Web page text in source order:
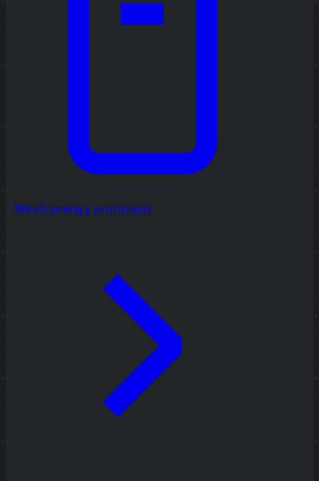
Wireframing y prototipos